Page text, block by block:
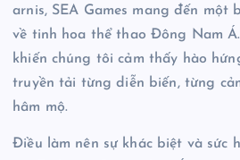
arnis, SEA Games mang đến một
về tinh hoa thể thao Đông Nam
khiến chúng tôi cảm thấy hào
truyền tải từng diễn biến, từng
hâm mộ.
Điều làm nên sự khác biệt và sức